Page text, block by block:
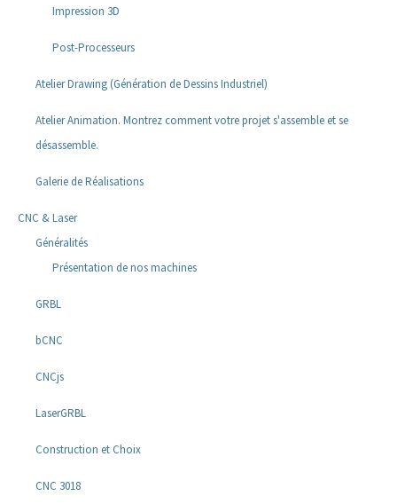
Impression 3D
Post-Processeurs
Atelier Drawing (Génération de Dessins Industriel)
Atelier Animation. Montrez comment votre projet s'assemble et se
désassemble.
Galerie de Réalisations
CNC & Laser
Généralités
Présentation de nos machines
GRBL
bCNC
CNCjs
LaserGRBL
Construction et Choix
CNC 3018